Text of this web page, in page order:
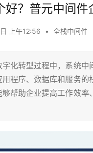
好？普元中间件
上午12:56 • 全栈中间件
化转型过程中，系统
程序、数据库和服务
帮助企业提高工作效